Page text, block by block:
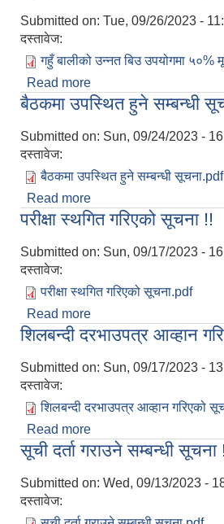
Submitted on: Tue, 09/26/2023 -
दस्तावेज:
गहुँ बालीको उन्नत बिउ उपयोगमा ५०%
Read more
बैठकमा उपस्थित हुने सम्बन्धी
Submitted on: Sun, 09/24/2023 -
दस्तावेज:
बैठकमा उपस्थित हुने सम्बन्धी सूचना.pdf
Read more
परीक्षा स्थगित गरिएको सूचना !!
Submitted on: Sun, 09/17/2023 -
दस्तावेज:
परीक्षा स्थगित गरिएको सूचना.pdf
Read more
शिलबन्दी दरभाउपत्र आव्हान
Submitted on: Sun, 09/17/2023 -
दस्तावेज:
शिलबन्दी दरभाउपत्र आव्हान गरिएको
Read more
सूची दर्ता गराउने सम्बन्धी सूचना
Submitted on: Wed, 09/13/2023 -
दस्तावेज: